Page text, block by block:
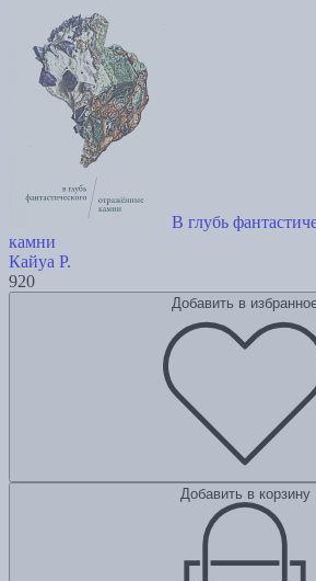
В глубь
камни
Кайуа Р.
920
Добавить в
Добавить в корзину